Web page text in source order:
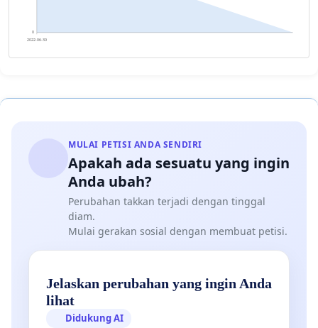
0
2022-06-30
MULAI PETISI ANDA SENDIRI
Apakah ada sesuatu yang ingin
Anda ubah?
Perubahan takkan terjadi dengan tinggal
diam.
Mulai gerakan sosial dengan membuat petisi.
Jelaskan perubahan yang ingin Anda
lihat
Didukung AI